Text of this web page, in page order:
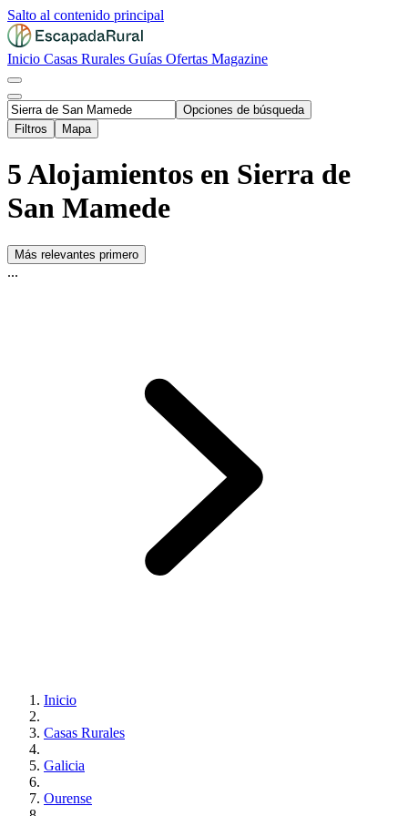
Salto al contenido principal
Inicio Casas Rurales Guías Ofertas Magazine
Opciones de búsqueda
Filtros
Mapa
5 Alojamientos en Sierra de
San Mamede
Más relevantes primero
...
Inicio
Casas Rurales
Galicia
Ourense